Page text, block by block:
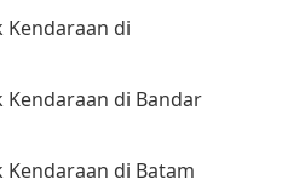
Kendaraan di
Kendaraan di Bandar
Kendaraan di Batam